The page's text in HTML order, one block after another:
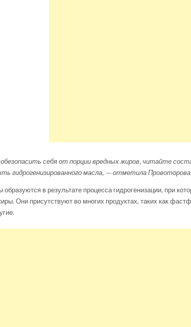
себя от порции вредных жиров, читайте
гидрогенизированного масла, — отметила
образуются в результате процесса гидрогенизации, при
Они присутствуют во многих продуктах, таких как